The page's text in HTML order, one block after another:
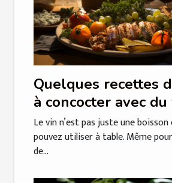
Quelques recettes
à concocter avec du
Le vin n’est pas juste une boisson
pouvez utiliser à table. Même
de...